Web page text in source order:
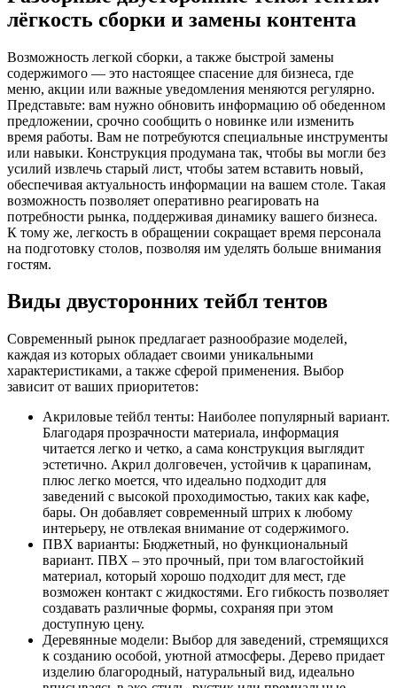
лёгкость сборки и замены контента
Возможность легкой сборки, а также быстрой замены
содержимого — это настоящее спасение для бизнеса, где
меню, акции или важные уведомления меняются регулярно.
Представьте: вам нужно обновить информацию об обеденном
предложении, срочно сообщить о новинке или изменить
время работы. Вам не потребуются специальные инструменты
или навыки. Конструкция продумана так, чтобы вы могли без
усилий извлечь старый лист, чтобы затем вставить новый,
обеспечивая актуальность информации на вашем столе. Такая
возможность позволяет оперативно реагировать на
потребности рынка, поддерживая динамику вашего бизнеса.
К тому же, легкость в обращении сокращает время персонала
на подготовку столов, позволяя им уделять больше внимания
гостям.
Виды двусторонних тейбл тентов
Современный рынок предлагает разнообразие моделей,
каждая из которых обладает своими уникальными
характеристиками, а также сферой применения. Выбор
зависит от ваших приоритетов:
Акриловые тейбл тенты: Наиболее популярный вариант.
Благодаря прозрачности материала, информация
читается легко и четко, а сама конструкция выглядит
эстетично. Акрил долговечен, устойчив к царапинам,
плюс легко моется, что идеально подходит для
заведений с высокой проходимостью, таких как кафе,
бары. Он добавляет современный штрих к любому
интерьеру, не отвлекая внимание от содержимого.
ПВХ варианты: Бюджетный, но функциональный
вариант. ПВХ – это прочный, при том влагостойкий
материал, который хорошо подходит для мест, где
возможен контакт с жидкостями. Его гибкость позволяет
создавать различные формы, сохраняя при этом
доступную цену.
Деревянные модели: Выбор для заведений, стремящихся
к созданию особой, уютной атмосферы. Дерево придает
изделию благородный, натуральный вид, идеально